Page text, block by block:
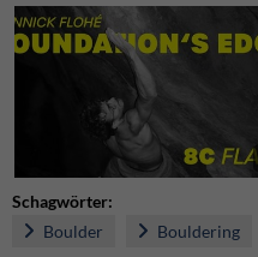
Schagwörter:
Boulder
Bouldering